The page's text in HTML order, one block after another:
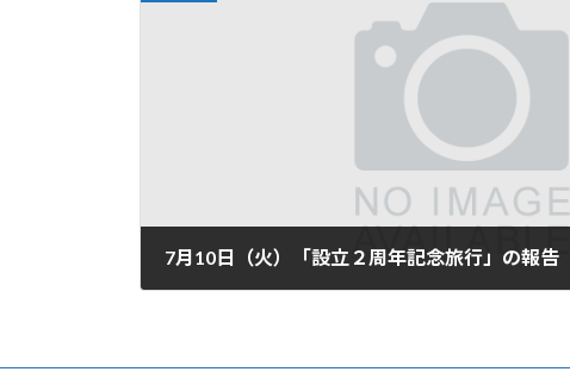
7月10日（火）「設立２周年記念旅行」の報告